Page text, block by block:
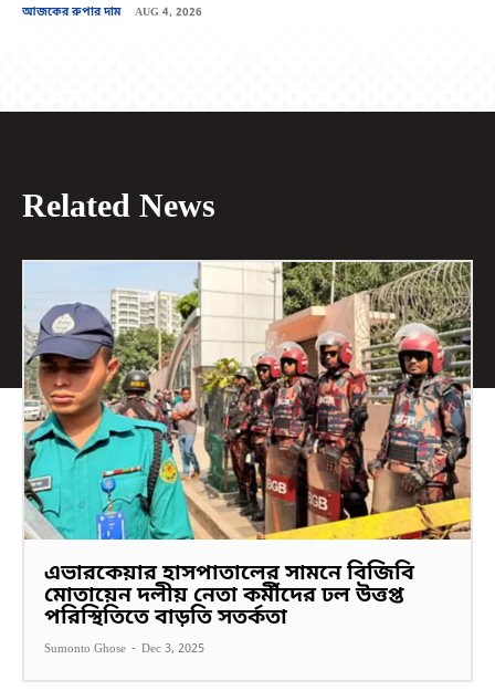
আজকের রুপার দাম AUG 4, 2026
Related News
এভারকেয়ার হাসপাতালের সামনে বিজিবি
মোতায়েন দলীয় নেতা কর্মীদের ঢল উত্তপ্ত
পরিস্থিতিতে বাড়তি সতর্কতা
Sumonto Ghose - Dec 3, 2025